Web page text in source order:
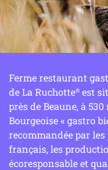
Ferme restaurant
de La Ruchotte® est
près de Beaune, à
Bourgeoise « gastro
recommandée par
français, les
écoresponsable et